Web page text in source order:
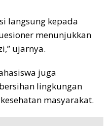
langsung kepada
menunjukkan
ujarnya.
juga
lingkungan
masyarakat.